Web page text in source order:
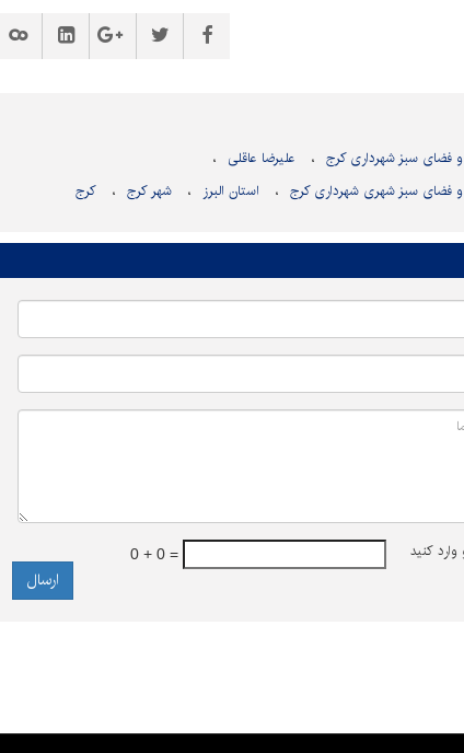
و فضای سبز شهرداری کرج
علیرضا عاقلی
و فضای سبز شهری شهرداری کرج
استان البرز شهر کرج کرج
کنید 0 + 0 =